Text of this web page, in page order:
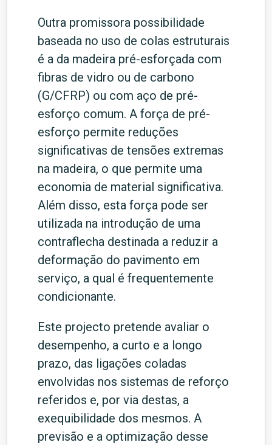
Outra promissora possibilidade
baseada no uso de colas estruturais
é a da madeira pré-esforçada com
fibras de vidro ou de carbono
(G/CFRP) ou com aço de pré-
esforço comum. A força de pré-
esforço permite reduções
significativas de tensões extremas
na madeira, o que permite uma
economia de material significativa.
Além disso, esta força pode ser
utilizada na introdução de uma
contraflecha destinada a reduzir a
deformação do pavimento em
serviço, a qual é frequentemente
condicionante.
Este projecto pretende avaliar o
desempenho, a curto e a longo
prazo, das ligações coladas
envolvidas nos sistemas de reforço
referidos e, por via destas, a
exequibilidade dos mesmos. A
previsão e a optimização desse